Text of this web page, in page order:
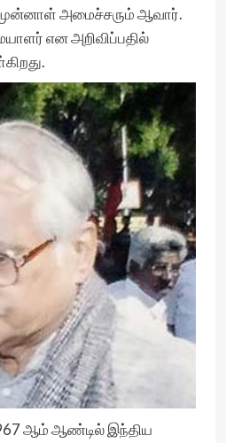
அமைச்சரும் ஆவார்.
என அறிவிப்பதில்
ஆம் ஆண்டில் இந்திய